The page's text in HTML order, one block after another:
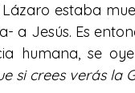
a Jesús. Es
humana, se
si crees verás la